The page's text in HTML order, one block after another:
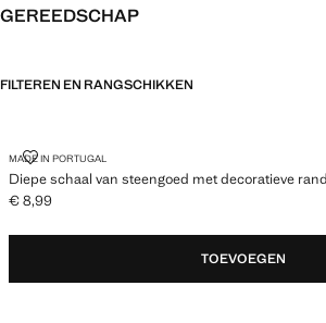
GEREEDSCHAP
FILTEREN EN RANGSCHIKKEN
MADE IN PORTUGAL
Diepe schaal van steengoed met decoratieve rand
DIEPE SCHAAL VAN STEENGOED MET
Huidige prijs [€ 8,99 ]
€ 8,99
TOEVOEGEN